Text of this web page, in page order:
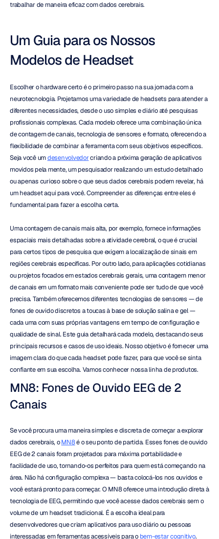
trabalhar de maneira eficaz com dados cerebrais.
Um Guia para os Nossos
Modelos de Headset
Escolher o hardware certo é o primeiro passo na sua jornada com a
neurotecnologia. Projetamos uma variedade de headsets para atender a
diferentes necessidades, desde o uso simples e diário até pesquisas
profissionais complexas. Cada modelo oferece uma combinação única
de contagem de canais, tecnologia de sensores e formato, oferecendo a
flexibilidade de combinar a ferramenta com seus objetivos específicos.
Seja você um desenvolvedor criando a próxima geração de aplicativos
movidos pela mente, um pesquisador realizando um estudo detalhado
ou apenas curioso sobre o que seus dados cerebrais podem revelar, há
um headset aqui para você. Compreender as diferenças entre eles é
fundamental para fazer a escolha certa.
Uma contagem de canais mais alta, por exemplo, fornece informações
espaciais mais detalhadas sobre a atividade cerebral, o que é crucial
para certos tipos de pesquisa que exigem a localização de sinais em
regiões cerebrais específicas. Por outro lado, para aplicações cotidianas
ou projetos focados em estados cerebrais gerais, uma contagem menor
de canais em um formato mais conveniente pode ser tudo de que você
precisa. Também oferecemos diferentes tecnologias de sensores — de
fones de ouvido discretos a toucas à base de solução salina e gel —
cada uma com suas próprias vantagens em tempo de configuração e
qualidade de sinal. Este guia detalhará cada modelo, destacando seus
principais recursos e casos de uso ideais. Nosso objetivo é fornecer uma
imagem clara do que cada headset pode fazer, para que você se sinta
confiante em sua escolha. Vamos conhecer nossa linha de produtos.
MN8: Fones de Ouvido EEG de 2
Canais
Se você procura uma maneira simples e discreta de começar a explorar
dados cerebrais, o MN8 é o seu ponto de partida. Esses fones de ouvido
EEG de 2 canais foram projetados para máxima portabilidade e
facilidade de uso, tornando-os perfeitos para quem está começando na
área. Não há configuração complexa — basta colocá-los nos ouvidos e
você estará pronto para começar. O MN8 oferece uma introdução direta à
tecnologia de EEG, permitindo que você acesse dados cerebrais sem o
volume de um headset tradicional. É a escolha ideal para
desenvolvedores que criam aplicativos para uso diário ou pessoas
interessadas em ferramentas acessíveis para o bem-estar cognitivo.